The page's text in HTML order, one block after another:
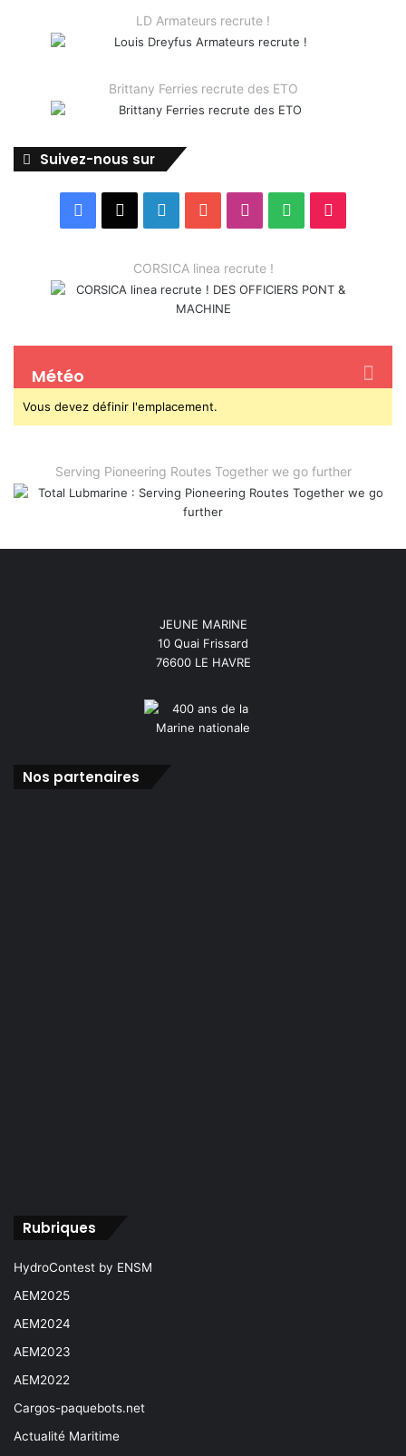
LD Armateurs recrute !
Brittany Ferries recrute des ETO
Suivez-nous sur
Facebook LinkedinYouTubeInstagram
Spotify
CORSICA linea recrute !
Météo
Vous devez définir l'emplacement.
Serving Pioneering Routes Together we go further
JEUNE MARINE
10 Quai Frissard
76600 LE HAVRE
Nos partenaires
Rubriques
HydroContest by ENSM
AEM2025
AEM2024
AEM2023
AEM2022
Cargos-paquebots.net
Actualité Maritime